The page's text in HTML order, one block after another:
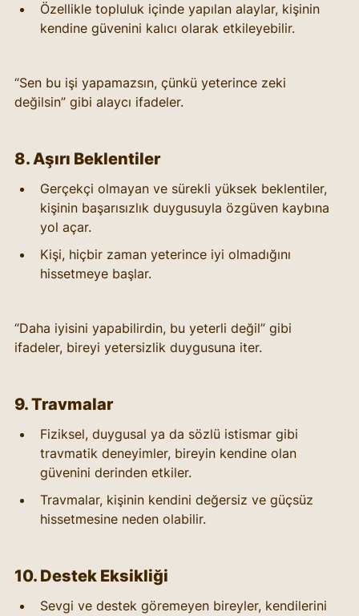
Özellikle topluluk içinde yapılan alaylar, kişinin
kendine güvenini kalıcı olarak etkileyebilir.
“Sen bu işi yapamazsın, çünkü yeterince zeki
değilsin” gibi alaycı ifadeler.
8. Aşırı Beklentiler
Gerçekçi olmayan ve sürekli yüksek beklentiler,
kişinin başarısızlık duygusuyla özgüven kaybına
yol açar.
Kişi, hiçbir zaman yeterince iyi olmadığını
hissetmeye başlar.
“Daha iyisini yapabilirdin, bu yeterli değil” gibi
ifadeler, bireyi yetersizlik duygusuna iter.
9. Travmalar
Fiziksel, duygusal ya da sözlü istismar gibi
travmatik deneyimler, bireyin kendine olan
güvenini derinden etkiler.
Travmalar, kişinin kendini değersiz ve güçsüz
hissetmesine neden olabilir.
10. Destek Eksikliği
Sevgi ve destek göremeyen bireyler, kendilerini